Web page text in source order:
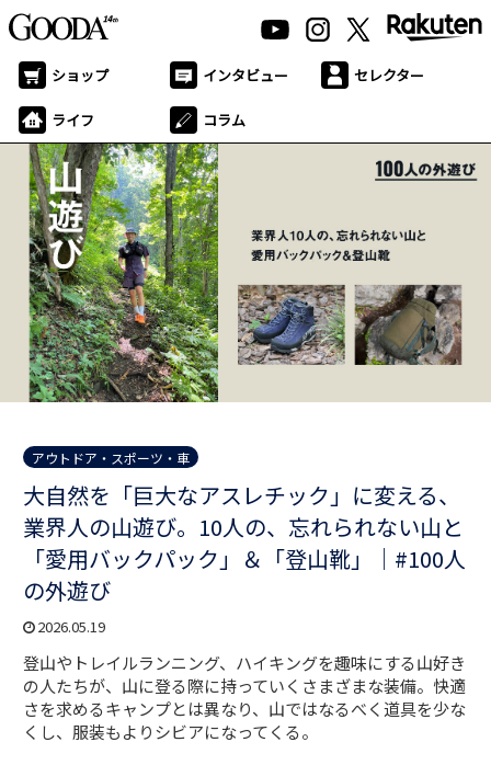
ショップ インタビュー セレクター
ライフ コラム
アウトドア・スポーツ・車
大自然を「巨大なアスレチック」に変える、
業界人の山遊び。10人の、忘れられない山と
「愛用バックパック」＆「登山靴」｜#100人
の外遊び
2026.05.19
登山やトレイルランニング、ハイキングを趣味にする山好き
の人たちが、山に登る際に持っていくさまざまな装備。快適
さを求めるキャンプとは異なり、山ではなるべく道具を少な
くし、服装もよりシビアになってくる。